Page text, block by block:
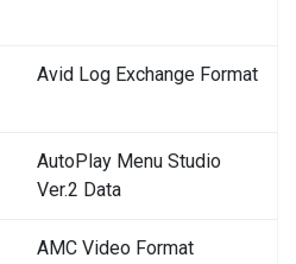
Avid Log Exchange Format
AutoPlay Menu Studio
Ver.2 Data
AMC Video Format